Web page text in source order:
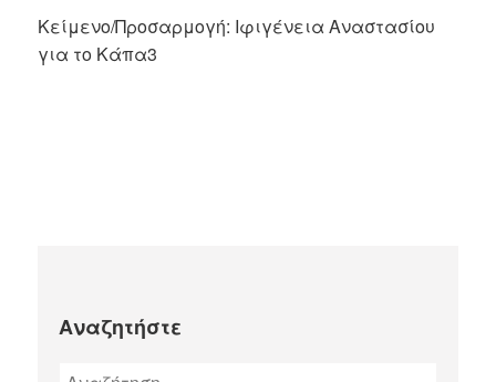
Κείμενο/Προσαρμογή: Ιφιγένεια Αναστασίου
για το Κάπα3
Αναζητήστε